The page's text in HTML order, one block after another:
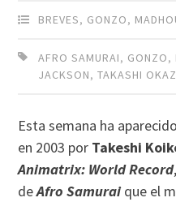
BREVES, GONZO,
AFRO SAMURAI, GONZO,
JACKSON,TAKASHI
Esta semana ha
en 2003 por Takeshi
Animatrix: World Record
deAfro Samuraique el